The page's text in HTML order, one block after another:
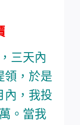
三天內
領，於是
內，我投
。當我